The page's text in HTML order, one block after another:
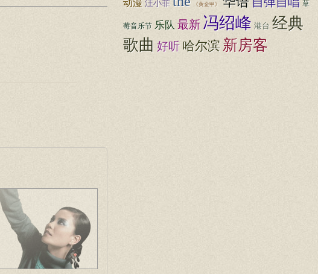
动漫 汪小菲 《黄金甲》 草
莓音乐节 乐队 最新 冯绍峰 港台 经典
歌曲 好听 哈尔滨 新房客